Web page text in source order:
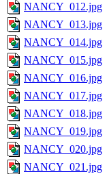
NANCY_012.jpg
NANCY_013.jpg
NANCY_014.jpg
NANCY_015.jpg
NANCY_016.jpg
NANCY_017.jpg
NANCY_018.jpg
NANCY_019.jpg
NANCY_020.jpg
NANCY_021.jpg